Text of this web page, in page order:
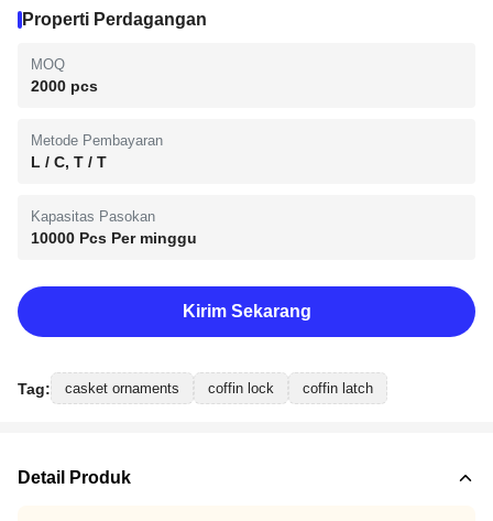
Properti Perdagangan
MOQ
2000 pcs
Metode Pembayaran
L / C, T / T
Kapasitas Pasokan
10000 Pcs Per minggu
Kirim Sekarang
Tag: casket ornaments coffin lock coffin latch
Detail Produk